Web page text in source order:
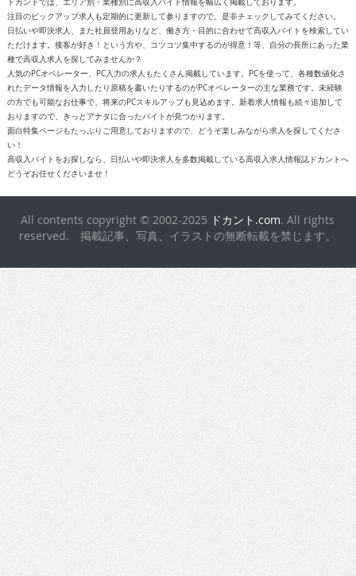
ドカントでは、エリア別・業種別に高収入バイト情報を幅広く掲載しております。
注目のピックアップ求人も定期的に更新して参りますので、是非チェックしてみてください。
日払いや即決求人、また社員登用ありなど、働き方・目的に合わせて高収入バイトを検索してい
ただけます。接客が好き！という方や、コツコツ集中するのが得意！等、自分の長所にあった業
種で高収入求人を探してみませんか？
人気のPCオペレーター、PC入力の求人もたくさん掲載しています。PCを使って、各種数値化さ
れたデータ情報を入力したり原稿を書いたりするのがPCオペレーターの主な業務です。未経験
の方でも可能なお仕事で、将来のPCスキルアップも見込めます。新着求人情報も続々追加して
おりますので、きっとアナタに合ったバイトが見つかります。
面白特集ページもたっぷりご用意しておりますので、どうぞ楽しみながら求人を探してくださ
い！
高収入バイトをお探しなら、日払いや即決求人を多数掲載している高収入求人情報誌ドカントへ
どうぞお任せくださいませ！
All contents copyright © 2002-2025 ドカント.com. All rights
reserved. 掲載記事、写真、イラストの無断転載を禁じます。